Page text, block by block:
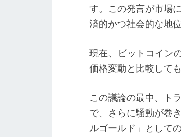
す。この発言が市場
済的かつ社会的な地
現在、ビットコイン
価格変動と比較して
この議論の最中、ト
で、さらに騒動が巻
ルゴールド」として